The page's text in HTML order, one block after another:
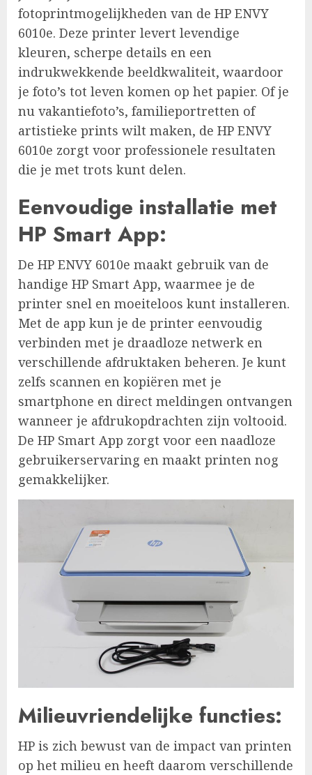
fotoprintmogelijkheden van de HP ENVY
6010e. Deze printer levert levendige
kleuren, scherpe details en een
indrukwekkende beeldkwaliteit, waardoor
je foto’s tot leven komen op het papier. Of je
nu vakantiefoto’s, familieportretten of
artistieke prints wilt maken, de HP ENVY
6010e zorgt voor professionele resultaten
die je met trots kunt delen.
Eenvoudige installatie met
HP Smart App:
De HP ENVY 6010e maakt gebruik van de
handige HP Smart App, waarmee je de
printer snel en moeiteloos kunt installeren.
Met de app kun je de printer eenvoudig
verbinden met je draadloze netwerk en
verschillende afdruktaken beheren. Je kunt
zelfs scannen en kopiëren met je
smartphone en direct meldingen ontvangen
wanneer je afdrukopdrachten zijn voltooid.
De HP Smart App zorgt voor een naadloze
gebruikerservaring en maakt printen nog
gemakkelijker.
Milieuvriendelijke functies:
HP is zich bewust van de impact van printen
op het milieu en heeft daarom verschillende